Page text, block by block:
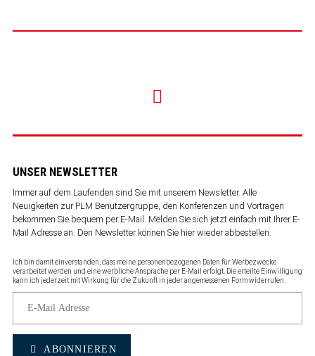
UNSER NEWSLETTER
Immer auf dem Laufenden sind Sie mit unserem Newsletter. Alle
Neuigkeiten zur PLM Benutzergruppe, den Konferenzen und Vorträgen
bekommen Sie bequem per E-Mail. Melden Sie sich jetzt einfach mit Ihrer E-
Mail Adresse an. Den Newsletter können Sie hier wieder abbestellen.
Ich bin damit einverstanden, dass meine personenbezogenen Daten für Werbezwecke
verarbeitet werden und eine werbliche Ansprache per E-Mail erfolgt. Die erteilte Einwilligung
kann ich jederzeit mit Wirkung für die Zukunft in jeder angemessenen Form widerrufen.
ABONNIEREN